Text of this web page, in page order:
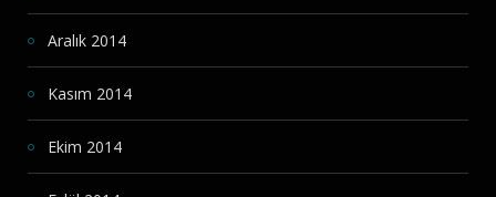
Aralık 2014
Kasım 2014
Ekim 2014